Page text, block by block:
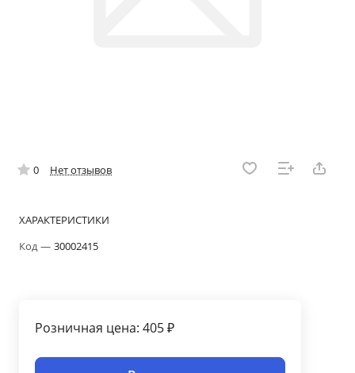
0 Нет отзывов
ХАРАКТЕРИСТИКИ
Код— 30002415
Розничная цена: 405 ₽